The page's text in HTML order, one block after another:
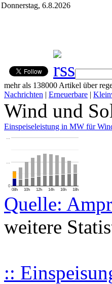
Donnerstag, 6.8.2026
mehr als 138000 Artikel über
Nachrichten | Erneuerbare |
Wind und
Einspeiseleistung in MW für
08h 10h 12h 14h 16h 18h
0
…
…
Quelle:
weitere
::